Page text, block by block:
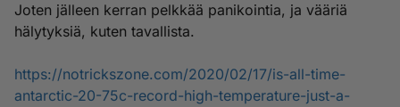
Joten jälleen kerran pelkkää panikointia, ja vääriä
hälytyksiä, kuten tavallista.
https://notrickszone.com/2020/02/17/is-all-time-
antarctic-20-75c-record-high-temperature-just-a-